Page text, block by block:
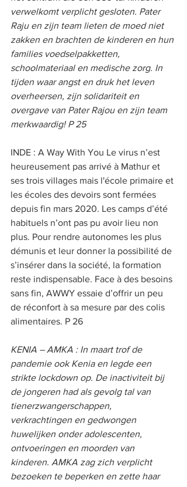
verwelkomt verplicht gesloten. Pater
Raju en zijn team lieten de moed niet
zakken en brachten de kinderen en hun
families voedselpakketten,
schoolmateriaal en medische zorg. In
tijden waar angst en druk het leven
overheersen, zijn solidariteit en
overgave van Pater Rajou en zijn team
merkwaardig! P 25
INDE : A Way With You Le virus n’est
heureusement pas arrivé à Mathur et
ses trois villages mais l'école primaire et
les écoles des devoirs sont fermées
depuis fin mars 2020. Les camps d’été
habituels n’ont pas pu avoir lieu non
plus. Pour rendre autonomes les plus
démunis et leur donner la possibilité de
s’insérer dans la société, la formation
reste indispensable. Face à des besoins
sans fin, AWWY essaie d’offrir un peu
de réconfort à sa mesure par des colis
alimentaires. P 26
KENIA – AMKA : In maart trof de
pandemie ook Kenia en legde een
strikte lockdown op. De inactiviteit bij
de jongeren had als gevolg tal van
tienerzwangerschappen,
verkrachtingen en gedwongen
huwelijken onder adolescenten,
ontvoeringen en moorden van
kinderen. AMKA zag zich verplicht
bezoeken te beperken en zette haar